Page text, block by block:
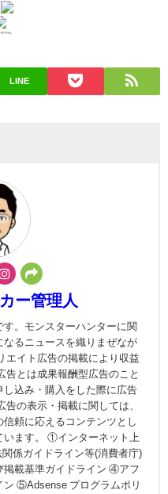
LINE
ー管理人
。モンスターハンターに関
るニュースを織りまぜなが
エイト広告の掲載により収益
とは成果報酬型広告のこと
込み・購入をした際に広告
の表示・掲載に関しては、
頼に応えるコンテンツとし
います。 ①インターネット上
係ガイドライン等(消費者庁)
載基準ガイドライン ④アフ
ン ⑤Adsense プログラムポリ